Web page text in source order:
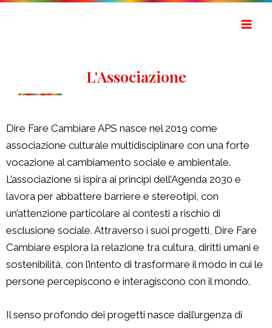
L'Associazione
Dire Fare Cambiare APS nasce nel 2019 come
associazione culturale multidisciplinare con una forte
vocazione al cambiamento sociale e ambientale.
L’associazione si ispira ai principi dell’Agenda 2030 e
lavora per abbattere barriere e stereotipi, con
un’attenzione particolare ai contesti a rischio di
esclusione sociale. Attraverso i suoi progetti, Dire Fare
Cambiare esplora la relazione tra cultura, diritti umani e
sostenibilità, con l’intento di trasformare il modo in cui le
persone percepiscono e interagiscono con il mondo.
Il senso profondo dei progetti nasce dall’urgenza di